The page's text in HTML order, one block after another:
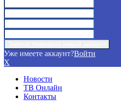
Уже имеете аккаунт?Войти
X
Новости
ТВ Онлайн
Контакты